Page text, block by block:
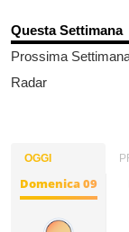
Questa Settimana
Prossima
Radar
OGGI
Domenica 09